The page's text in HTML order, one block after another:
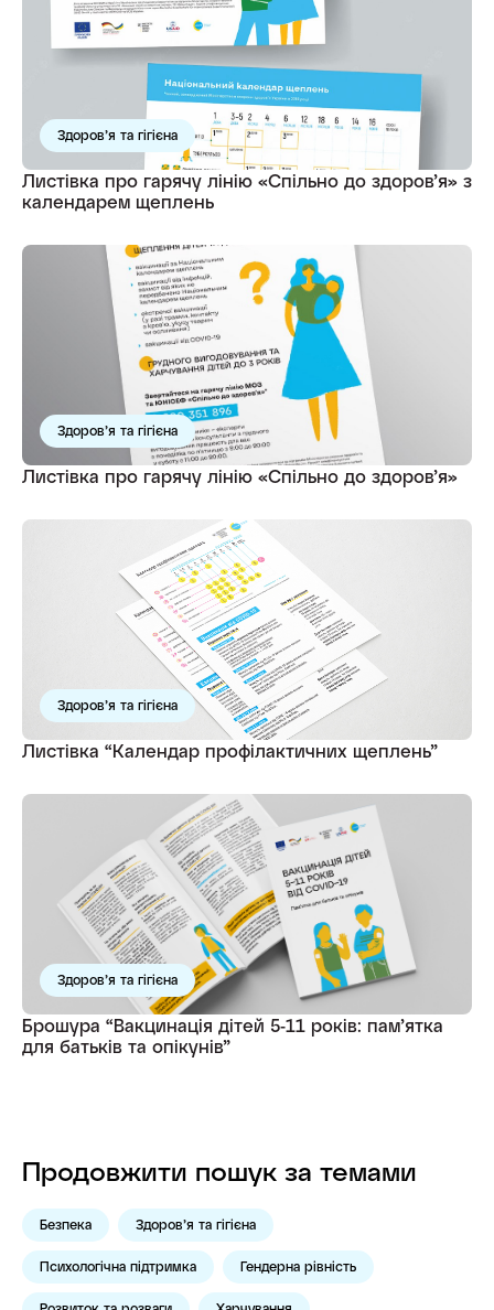
Здоров’я та гігієна
Листівка про гарячу лінію «Спільно до здоров’я» з
календарем щеплень
Здоров’я та гігієна
Листівка про гарячу лінію «Спільно до здоров’я»
Здоров’я та гігієна
Листівка “Календар профілактичних щеплень”
Здоров’я та гігієна
Брошура “Вакцинація дітей 5-11 років: пам’ятка
для батьків та опікунів”
Продовжити пошук за темами
Безпека Здоров’я та гігієна
Психологічна підтримка Гендерна рівність